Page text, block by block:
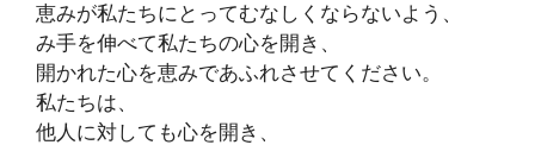
恵みが私たちにとってむなしくならないよう、
み手を伸べて私たちの心を開き、
開かれた心を恵みであふれさせてください。
私たちは、
他人に対しても心を開き、